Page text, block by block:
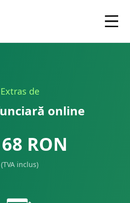
Extras de
online
68 RON
(TVA inclus)